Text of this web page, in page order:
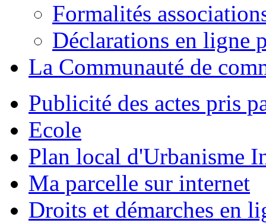
Formalités
Déclarations en ligne
La Communauté de
Publicité des actes pris
Ecole
Plan local d'Urbanisme
Ma parcelle sur internet
Droits et démarches en